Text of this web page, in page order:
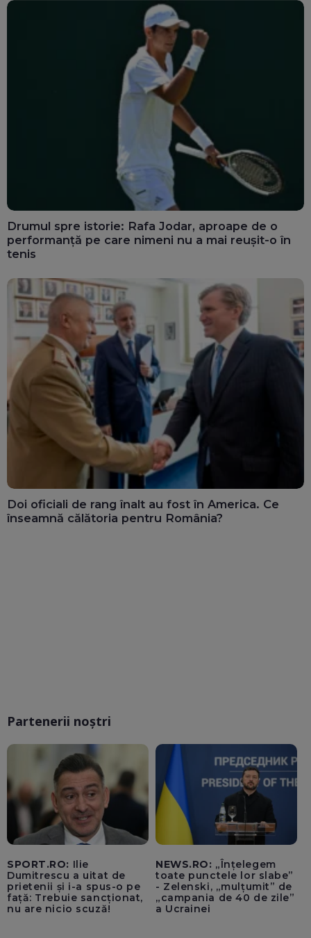
Drumul spre istorie: Rafa Jodar, aproape de o
performanță pe care nimeni nu a mai reușit-o în
tenis
Doi oficiali de rang înalt au fost în America. Ce
înseamnă călătoria pentru România?
Partenerii noștri
SPORT.RO: Ilie
Dumitrescu a uitat de
prietenii și i-a spus-o pe
față: Trebuie sancționat,
nu are nicio scuză!
NEWS.RO: „Înțelegem
toate punctele lor slabe”
- Zelenski, „mulțumit” de
„campania de 40 de zile”
a Ucrainei